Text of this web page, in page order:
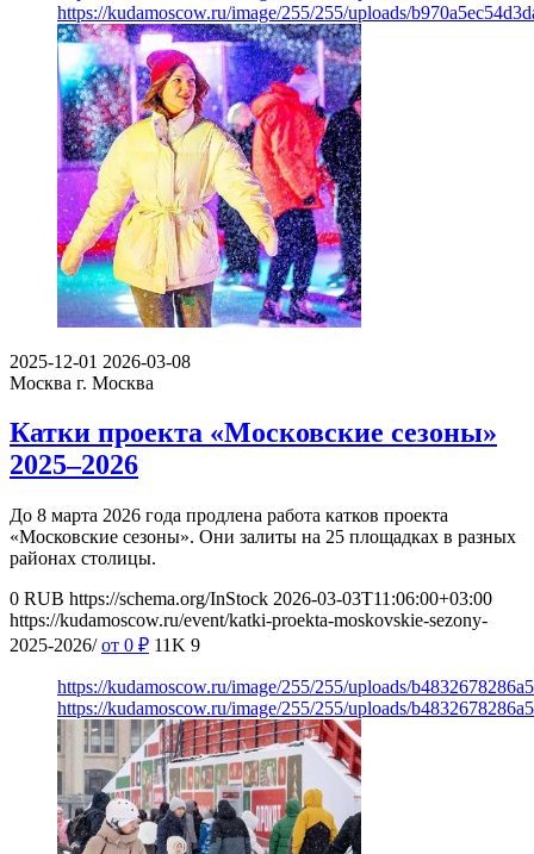
https://kudamoscow.ru/image/255/255/uploads/
2025-12-01 2026-03-08
Москва г. Москва
Катки проекта «Московские сезоны»
2025–2026
До 8 марта 2026 года продлена работа катков проекта
«Московские сезоны». Они залиты на 25 площадках в разных
районах столицы.
0 RUB https://schema.org/InStock 2026-03-03T11:06:00+03:00
https://kudamoscow.ru/event/katki-proekta-moskovskie-sezony-
2025-2026/ от 0 ₽ 11K 9
https://kudamoscow.ru/image/255/255/uploads/
https://kudamoscow.ru/image/255/255/uploads/